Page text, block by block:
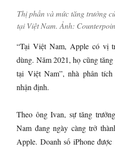
Thị phần và mức tăng trưởng
tại Việt Nam. Ảnh:
“Tại Việt Nam, Apple có vị
dùng. Năm 2021, họ cũng
tại Việt Nam”, nhà phân
nhận định.
Theo ông Ivan, sự tăng
Nam đang ngày càng trở
Apple. Doanh số iPhone